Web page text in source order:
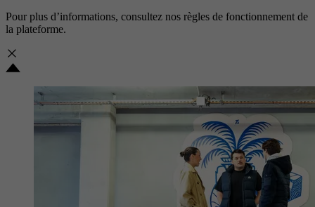
Pour plus d’informations, consultez nos règles de fonctionnement de
la plateforme.